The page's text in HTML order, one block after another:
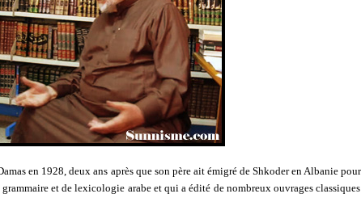
en 1928, deux ans après que son père ait émigré de Shkoder en Albanie
et de lexicologie arabe et qui a édité de nombreux ouvrages